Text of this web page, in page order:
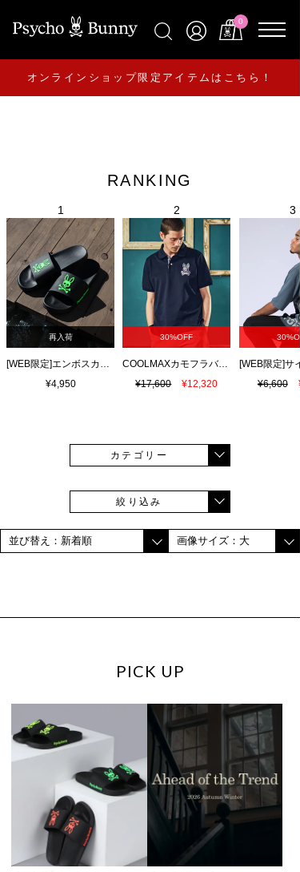
0
オンラインショップ限定アイテムはこちら！
RANKING
再入荷
[WEB限定]エンボスカラーロゴ シャワーサンダル
¥4,950
30%OFF
COOLMAXカモフラバニー 鹿の子ポロシャツ
¥17,600
¥12,320 ¥6,600
カテゴリー
絞り込み
PICK UP